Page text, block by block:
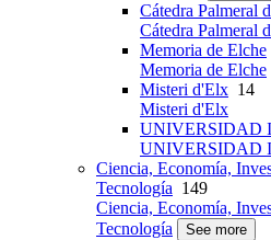
Cátedra Palmeral
Cátedra Palmeral
Memoria de Elche
Memoria de Elche
Misteri d'Elx 14
Misteri d'Elx
UNIVERSIDAD
UNIVERSIDAD
Ciencia, Economía,
Tecnología 149
Ciencia, Economía,
Tecnología
See more